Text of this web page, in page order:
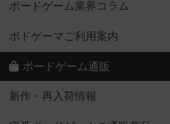
ボードゲーム業界コラム
ボドゲーマご利用案内
ボードゲーム通販
新作・再入荷情報